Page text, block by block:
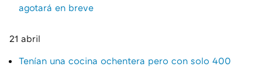
agotará en breve
21 abril
Tenían una cocina ochentera pero con solo 400